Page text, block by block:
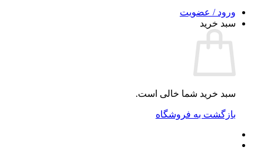
ورود / عضویت
سبد خرید
سبد خرید شما خالی است.
بازگشت به فروشگاه